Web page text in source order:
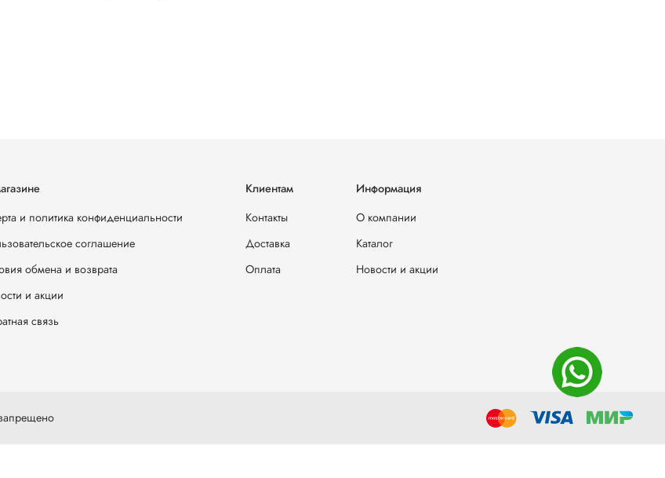
и политика конфиденциальности
соглашение
обмена и возврата
и акции
связь
Клиентам
Контакты
Доставка
Оплата
Информация
О компании
Каталог
Новости и акции